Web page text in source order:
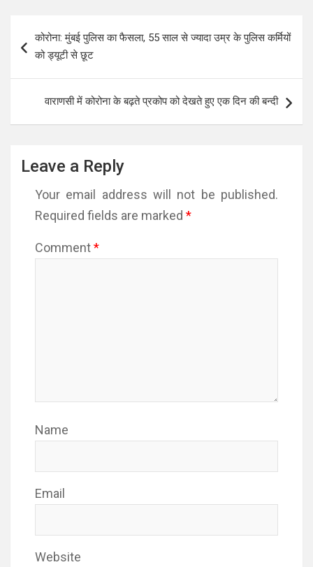
navigation
कोरोना: मुंबई पुलिस का फैसला, 55 साल से ज्यादा उम्र के पुलिस कर्मियों
को ड्यूटी से छूट
वाराणसी में कोरोना के बढ़ते प्रकोप को देखते हुए एक दिन की बन्दी
Leave a Reply
Your email address will not be published.
Required fields are marked *
Comment*
Name
Email
Website